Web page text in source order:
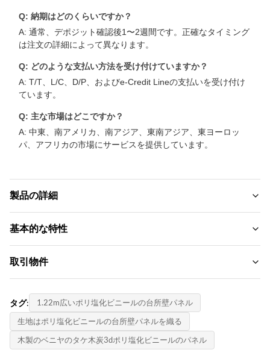
Q: 納期はどのくらいですか？
A: 通常、デポジット確認後1〜2週間です。正確なタイミング
は注文の詳細によって異なります。
Q: どのような支払い方法を受け付けていますか？
A: T/T、L/C、D/P、およびe-Credit Lineの支払いを受け付け
ています。
Q: 主な市場はどこですか？
A: 中東、南アメリカ、南アジア、東南アジア、東ヨーロッ
パ、アフリカの市場にサービスを提供しています。
製品の詳細
Material:
Feature:
防水性と耐火防湿
Color:
顧客が必要です
Size:
基本的な特性
ブランド名:
製品モデル:
カスタマイズ可能
証明書:
取引物件
交渉する
単価:
Contact us
タグ:
1.22m広いポリ塩化ビニールの台所壁パネル
生地はポリ塩化ビニールの台所壁パネルを織る
木製のベニヤのタケ木炭3dポリ塩化ビニールのパネル